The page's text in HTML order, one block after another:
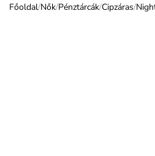
Főoldal/Nők/Pénztárcák/Cipzáras/